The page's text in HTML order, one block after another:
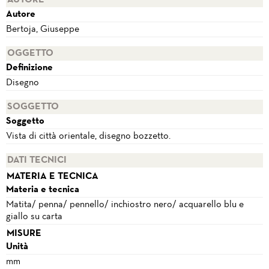
Autore
Bertoja, Giuseppe
OGGETTO
Definizione
Disegno
SOGGETTO
Soggetto
Vista di città orientale, disegno bozzetto.
DATI TECNICI
MATERIA E TECNICA
Materia e tecnica
Matita/ penna/ pennello/ inchiostro nero/ acquarello blu e
giallo su carta
MISURE
Unità
mm